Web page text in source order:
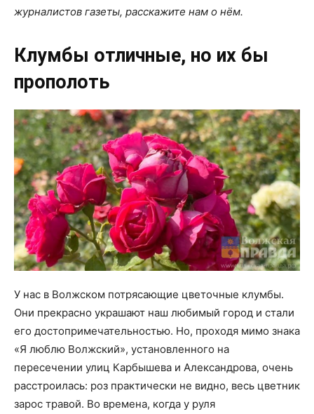
журналистов газеты, расскажите нам о нём.
Клумбы отличные, но их бы
прополоть
У нас в Волжском потрясающие цветочные клумбы.
Они прекрасно украшают наш любимый город и стали
его достопримечательностью. Но, проходя мимо знака
«Я люблю Волжский», установленного на
пересечении улиц Карбышева и Александрова, очень
расстроилась: роз практически не видно, весь цветник
зарос травой. Во времена, когда у руля